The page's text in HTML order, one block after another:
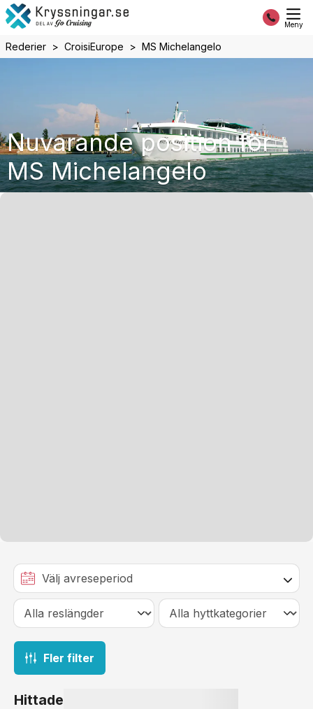
Meny
Rederier CroisiEurope MS Michelangelo
Nuvarande position för
MS Michelangelo
Fler filter
Hittade